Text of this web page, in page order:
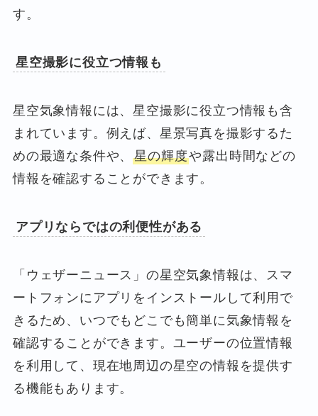
す。
星空撮影に役立つ情報も
星空気象情報には、星空撮影に役立つ情報も含
まれています。例えば、星景写真を撮影するた
めの最適な条件や、星の輝度や露出時間などの
情報を確認することができます。
アプリならではの利便性がある
「ウェザーニュース」の星空気象情報は、スマ
ートフォンにアプリをインストールして利用で
きるため、いつでもどこでも簡単に気象情報を
確認することができます。ユーザーの位置情報
を利用して、現在地周辺の星空の情報を提供す
る機能もあります。